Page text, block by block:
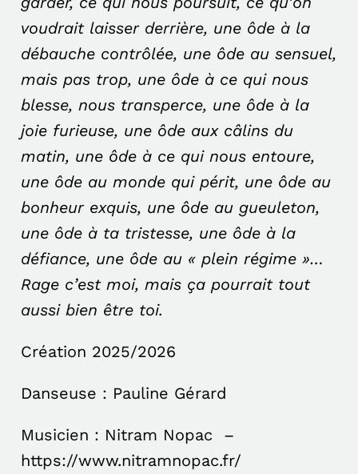
voudrait laisser derrière, une ôde à la
débauche contrôlée, une ôde au sensuel,
mais pas trop, une ôde à ce qui nous
blesse, nous transperce, une ôde à la
joie furieuse, une ôde aux câlins du
matin, une ôde à ce qui nous entoure,
une ôde au monde qui périt, une ôde au
bonheur exquis, une ôde au gueuleton,
une ôde à ta tristesse, une ôde à la
défiance, une ôde au « plein régime »…
Rage c’est moi, mais ça pourrait tout
aussi bien être toi.
Création 2025/2026
Danseuse : Pauline Gérard
Musicien : Nitram Nopac –
https://www.nitramnopac.fr/